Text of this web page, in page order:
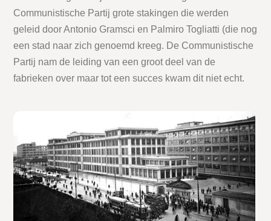
Communistische Partij grote stakingen die werden
geleid door Antonio Gramsci en Palmiro Togliatti (die nog
een stad naar zich genoemd kreeg. De Communistische
Partij nam de leiding van een groot deel van de
fabrieken over maar tot een succes kwam dit niet echt.